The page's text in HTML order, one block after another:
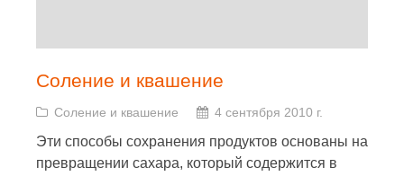
Соление и квашение
Соление и квашение 4 сентября 2010 г.
Эти способы сохранения продуктов основаны на
превращении сахара, который содержится в